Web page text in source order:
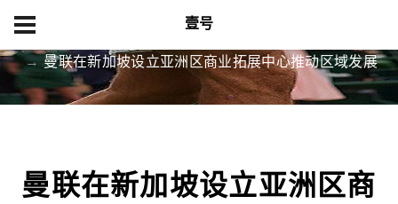
壹号
曼联在新加坡设立亚洲区商业拓展中心推动区域发展
曼联在新加坡设立亚洲区商